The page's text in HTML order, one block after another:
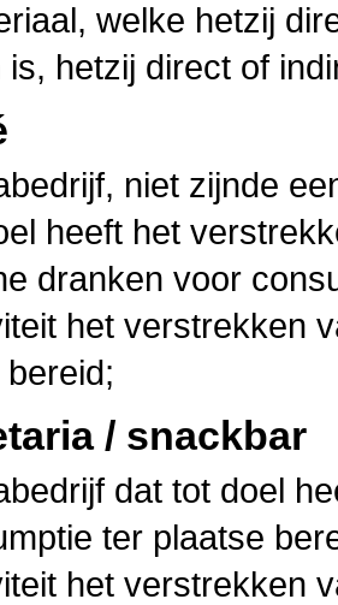
welke hetzij
hetzij direct of
niet zijnde
heeft het
dranken voor
het verstrekken
/ snackbar
dat tot doel
ter plaatse
het verstrekken